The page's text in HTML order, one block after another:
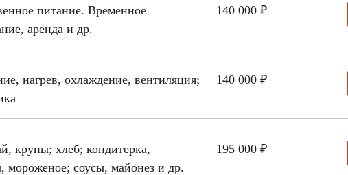
питание. Временное
аренда и др.
140 000 ₽
нагрев, охлаждение, вентиляция;
140 000 ₽
крупы; хлеб; кондитерка,
мороженое; соусы, майонез и др.
195 000 ₽